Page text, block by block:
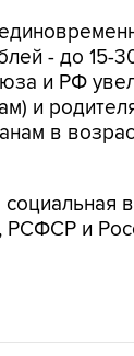
- до
и РФ
и
в
РСФСР и